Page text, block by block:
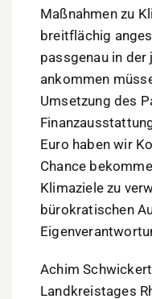
Maßnahmen zu
breitflächig
passgenau in
ankommen
Umsetzung des
Euro haben wir
Chance
Klimaziele zu
bürokratischen
Achim
Landkreistages